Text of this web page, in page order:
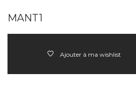
MANT1
Ajouter à ma wishlist